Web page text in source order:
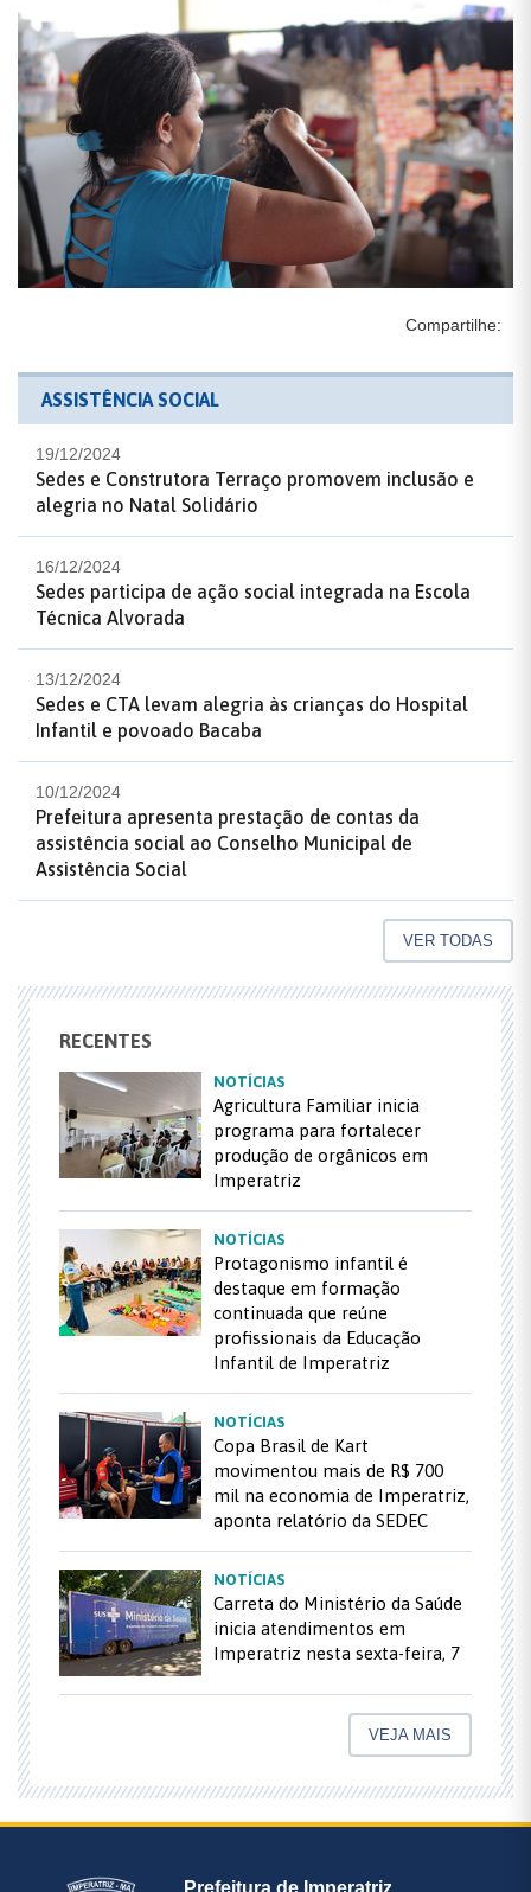
Compartilhe:
ASSISTÊNCIA SOCIAL
19/12/2024
Sedes e Construtora Terraço promovem inclusão e
alegria no Natal Solidário
16/12/2024
Sedes participa de ação social integrada na Escola
Técnica Alvorada
13/12/2024
Sedes e CTA levam alegria às crianças do Hospital
Infantil e povoado Bacaba
10/12/2024
Prefeitura apresenta prestação de contas da
assistência social ao Conselho Municipal de
Assistência Social
VER TODAS
RECENTES
NOTÍCIAS
Agricultura Familiar inicia
programa para fortalecer
produção de orgânicos em
Imperatriz
NOTÍCIAS
Protagonismo infantil é
destaque em formação
continuada que reúne
profissionais da Educação
Infantil de Imperatriz
NOTÍCIAS
Copa Brasil de Kart
movimentou mais de R$ 700
mil na economia de Imperatriz,
aponta relatório da SEDEC
NOTÍCIAS
Carreta do Ministério da Saúde
inicia atendimentos em
Imperatriz nesta sexta-feira, 7
VEJA MAIS
Prefeitura de Imperatriz